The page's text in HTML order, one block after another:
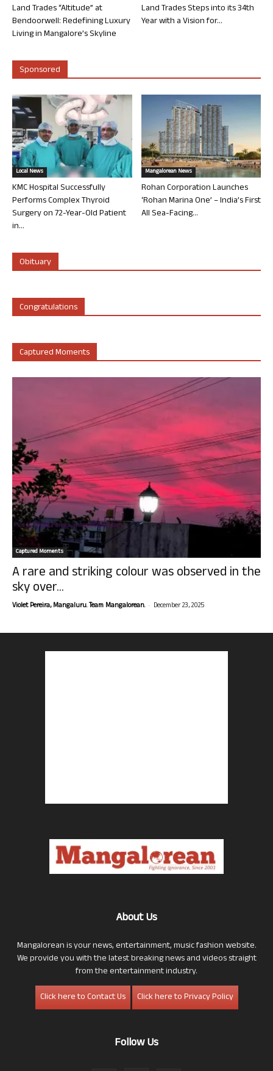
Land Trades “Altitude” at
Bendoorwell: Redefining Luxury
Living in Mangalore’s Skyline
Land Trades Steps into its 34th
Year with a Vision for...
Sponsored
Local News
KMC Hospital Successfully
Performs Complex Thyroid
Surgery on 72-Year-Old Patient
in...
Mangalorean News
Rohan Corporation Launches
‘Rohan Marina One’ – India’s First
All Sea-Facing...
Obituary
Congratulations
Captured Moments
Captured Moments
A rare and striking colour was observed in the
sky over...
Violet Pereira, Mangaluru. Team Mangalorean. - December 23, 2025
About Us
Mangalorean is your news, entertainment, music fashion website.
We provide you with the latest breaking news and videos straight
from the entertainment industry.
Click here to Contact Us
Click here to Privacy Policy
Follow Us